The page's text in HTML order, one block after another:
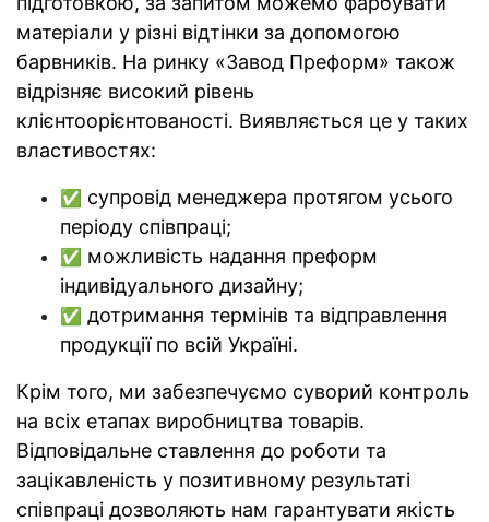
матеріали у різні відтінки за допомогою
барвників. На ринку «Завод Преформ» також
відрізняє високий рівень
клієнтоорієнтованості. Виявляється це у таких
властивостях:
✅ супровід менеджера протягом усього
періоду співпраці;
✅ можливість надання преформ
індивідуального дизайну;
✅ дотримання термінів та відправлення
продукції по всій Україні.
Крім того, ми забезпечуємо суворий контроль
на всіх етапах виробництва товарів.
Відповідальне ставлення до роботи та
зацікавленість у позитивному результаті
співпраці дозволяють нам гарантувати якість